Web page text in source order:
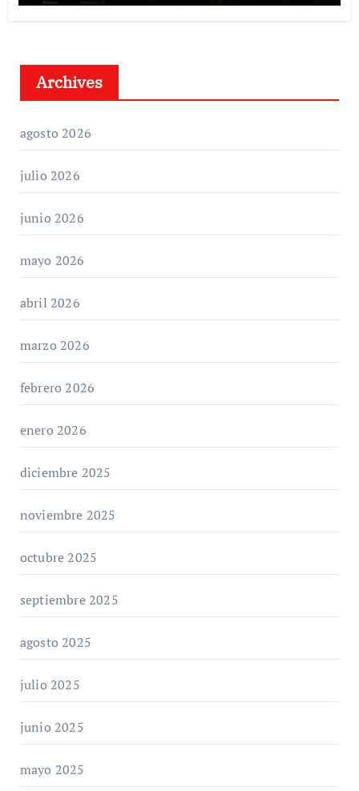
Archives
agosto 2026
julio 2026
junio 2026
mayo 2026
abril 2026
marzo 2026
febrero 2026
enero 2026
diciembre 2025
noviembre 2025
octubre 2025
septiembre 2025
agosto 2025
julio 2025
junio 2025
mayo 2025